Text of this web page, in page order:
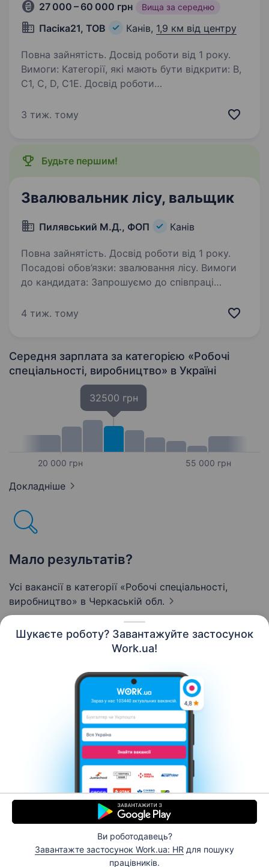
Шукаєте роботу? Завантажуйте застосунок
Work.ua!
Ви роботодавець?
Завантажте застосунок Work.ua: HR для пошуку
працівників.
27 000 – 60 000 грн Вища за середню
Пасіка21, ТОВ Канів, 1,9 км від центру
Повна зайнятість. Досвід роботи від 1 року.
Вимоги: Категорії, які мають бути відкрити: В,
С1, С, D, C1E. Досвід роботи
Досвід роботи водієм не менше 2 років. Умови
3 тиж. тому
Будьте першим!
Звалювальник лісу, вальщик
Пилявський М.Д., ФОП Канів
Повна зайнятість. Досвід роботи від 1 року.
Посадові обов’язки: звалювання лісу. Вимоги
до кандидата: Запрошуємо до співпраці
перевагу повній бригаді але розглядаємо різні
4 тиж. тому
Середня зарплата за категорією «Робочі
спеціальності, виробництво» в Україні
20 000 грн
32500 грн
55 000 грн
Докладніше
Мало результатів?
Усі вакансії в категорії «Робочі спеціальності,
виробництво» в Черкаській обл.
Контакти Про нас
Кар’єра
Допомога Умови використання
© 2006–2026 Work.ua. Сервіс пошуку роботи №1 в